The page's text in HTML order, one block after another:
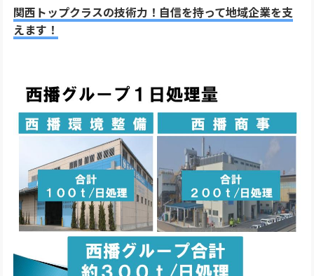
関西トップクラスの技術力！自信を持って地域企業を支
えます！